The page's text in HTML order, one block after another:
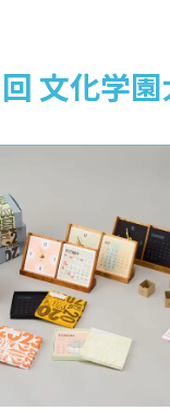
文化学